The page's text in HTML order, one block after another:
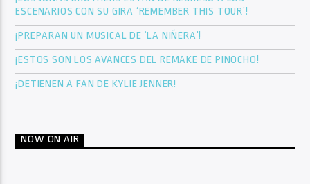
ESCENARIOS CON SU GIRA ‘REMEMBER THIS TOUR’!
¡PREPARAN UN MUSICAL DE ‘LA NIÑERA’!
¡ESTOS SON LOS AVANCES DEL REMAKE DE PINOCHO!
¡DETIENEN A FAN DE KYLIE JENNER!
NOW ON AIR